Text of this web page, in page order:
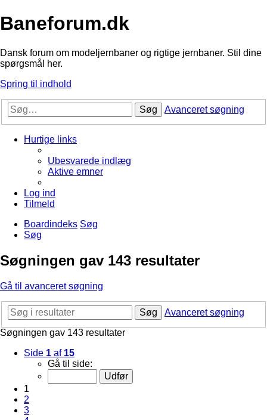
Baneforum.dk
Dansk forum om modeljernbaner og rigtige jernbaner. Stil dine
spørgsmål her.
Spring til indhold
Søg Avanceret søgning
Hurtige links
Ubesvarede indlæg
Aktive emner
Log ind
Tilmeld
Boardindeks Søg
Søg
Søgningen gav 143 resultater
Gå til avanceret søgning
Søg
Avanceret søgning
Søgningen gav 143 resultater
Side 1 af 15
Gå til side:
1
2
3